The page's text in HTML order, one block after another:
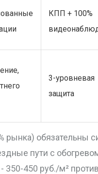
КПП + 100%
3-уровневая
защита
рынка) обязательны
пути с
450 руб./м²